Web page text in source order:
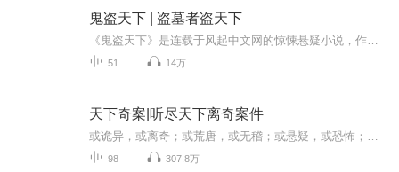
鬼盗天下 | 盗墓者盗天下
51 14万
天下奇案|听尽天下离奇案件
98 307.8万